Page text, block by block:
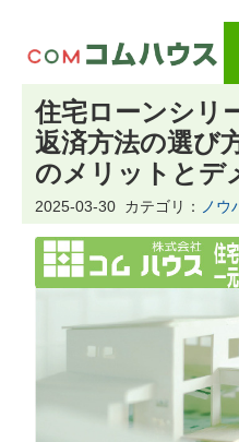
住宅ローンシ
返済方法の選び
のメリットとデ
2025-03-30 カテゴリ： ノウ